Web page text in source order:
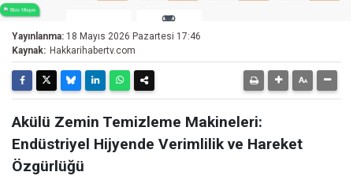
Yayınlanma: 18 Mayıs 2026 Pazartesi 17:46
Kaynak: Hakkarihabertv.com
Akülü Zemin Temizleme Makineleri:
Endüstriyel Hijyende Verimlilik ve Hareket
Özgürlüğü